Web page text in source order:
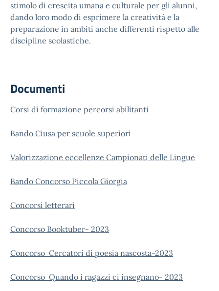
stimolo di crescita umana e culturale per gli alunni,
dando loro modo di esprimere la creatività e la
preparazione in ambiti anche differenti rispetto alle
discipline scolastiche.
Documenti
Corsi di formazione percorsi abilitanti
Bando Ciusa per scuole superiori
Valorizzazione eccellenze Campionati delle Lingue
Bando Concorso Piccola Giorgia
Concorsi letterari
Concorso Booktuber- 2023
Concorso Cercatori di poesia nascosta-2023
Concorso Quando i ragazzi ci insegnano- 2023